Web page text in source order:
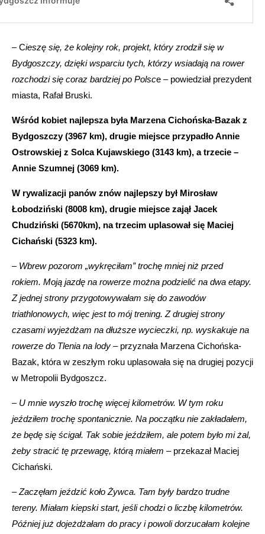
– Cieszę się, że kolejny rok, projekt, który zrodził się w
Bydgoszczy, dzięki wsparciu tych, którzy wsiadają na rower
rozchodzi się coraz bardziej po Polsce – powiedział prezydent
miasta, Rafał Bruski.
Wśród kobiet najlepsza była Marzena Cichońska-Bazak z
Bydgoszczy (3967 km), drugie miejsce przypadło Annie
Ostrowskiej z Solca Kujawskiego (3143 km), a trzecie –
Annie Szumnej (3069 km).
W rywalizacji panów znów najlepszy był Mirosław
Łobodziński (8008 km), drugie miejsce zajął Jacek
Chudziński (5670km), na trzecim uplasował się Maciej
Cichański (5323 km).
– Wbrew pozorom „wykręciłam” trochę mniej niż przed
rokiem. Moją jazdę na rowerze można podzielić na dwa etapy.
Z jednej strony przygotowywałam się do zawodów
triathlonowych, więc jest to mój trening. Z drugiej strony
czasami wyjeżdżam na dłuższe wycieczki, np. wyskakuje na
rowerze do Tlenia na lody – przyznała Marzena Cichońska-
Bazak, która w zeszłym roku uplasowała się na drugiej pozycji
w Metropolii Bydgoszcz.
– U mnie wyszło trochę więcej kilometrów. W tym roku
jeździłem trochę spontanicznie. Na początku nie zakładałem,
że będę się ścigał. Tak sobie jeździłem, ale potem było mi żal,
żeby stracić tę przewagę, którą miałem – przekazał Maciej
Cichański.
–Zaczęłam jeździć koło Żywca. Tam były bardzo trudne
tereny. Miałam kiepski start, jeśli chodzi o liczbę kilometrów.
Później już dojeżdżałam do pracy i powoli dorzucałam kolejne